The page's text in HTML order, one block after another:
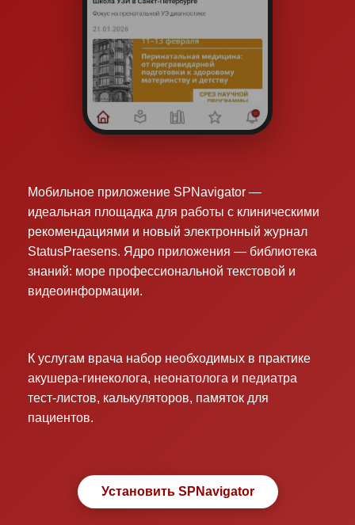
Мобильное приложение SPNavigator —
идеальная площадка для работы с клиническими
рекомендациями и новый электронный журнал
StatusPraesens. Ядро приложения — библиотека
знаний: море профессиональной текстовой и
видеоинформации.
К услугам врача набор необходимых в практике
акушера-гинеколога, неонатолога и педиатра
тест-листов, калькуляторов, памяток для
пациентов.
Установить SPNavigator